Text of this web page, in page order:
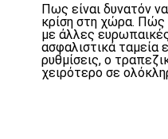
Πως είναι δυνατόν
κρίση στη χώρα. Πώς
με άλλες
ασφαλιστικά ταμεία
ρυθμίσεις, ο
χειρότερο σε